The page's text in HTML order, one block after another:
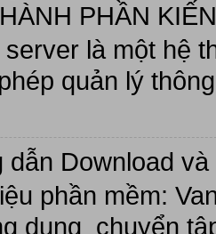
PHẦN
server là một hệ
quản lý
dẫn Download
phần mềm:
dụng chuyển